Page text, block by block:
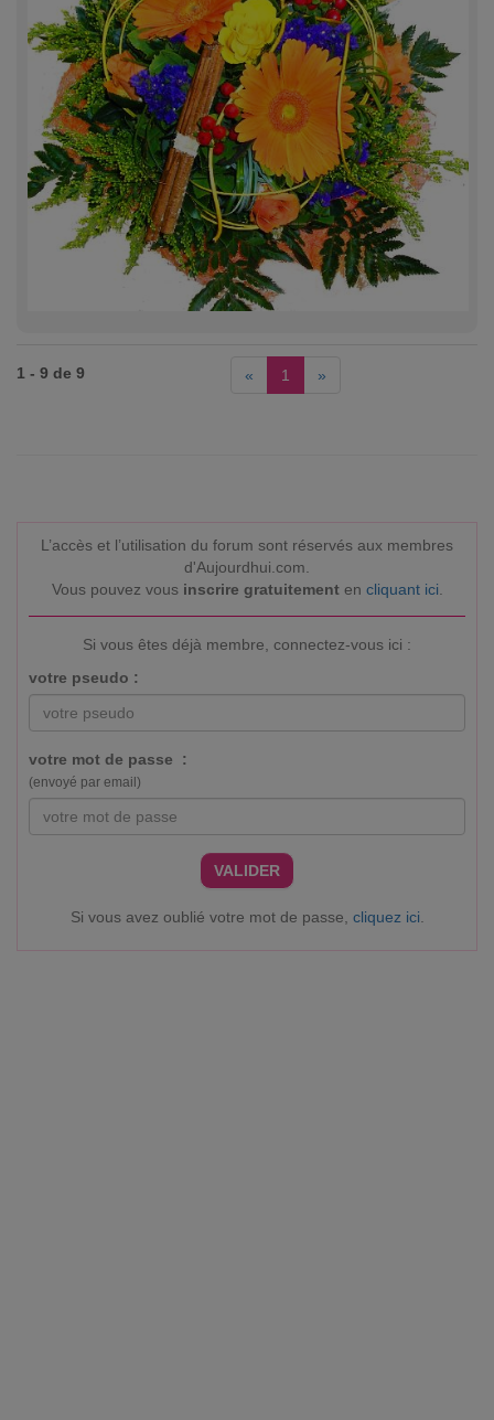
1 - 9 de 9 « 1 »
L’accès et l’utilisation du forum sont réservés aux membres
d'Aujourdhui.com.
Vous pouvez vous inscrire gratuitementen cliquant ici
Si vous êtes déjà membre, connectez-vous ici :
votre pseudo :
votre mot de passe :
(envoyé par email)
VALIDER
Si vous avez oublié votre mot de passe, cliquez ici